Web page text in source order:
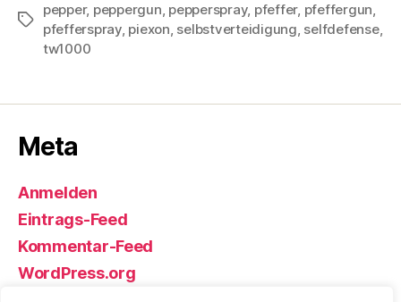
Schlagwörter
pepper, peppergun, pepperspray, pfeffer, pfeffergun,
pfefferspray, piexon, selbstverteidigung, selfdefense,
tw1000
Meta
Anmelden
Eintrags-Feed
Kommentar-Feed
WordPress.org